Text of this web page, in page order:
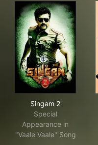
Singam 2
Special
Appearance in
"Vaale Vaale" Song